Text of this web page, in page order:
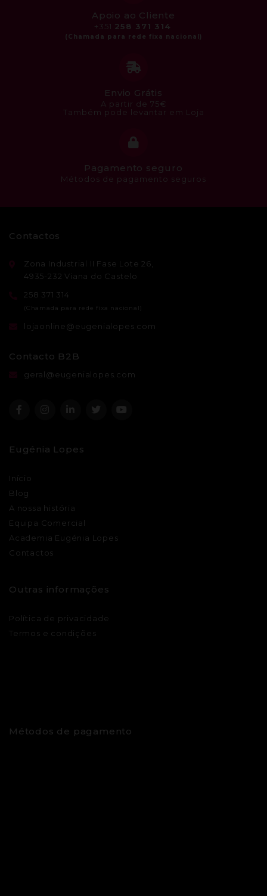
Apoio ao Cliente
+351 258 371 314
Envio Grátis
A partir de 75€
Também pode levantar em Loja
Pagamento seguro
Métodos de pagamento seguros
Contactos
Zona Industrial II Fase Lote 26,
4935-232 Viana do Castelo
258 371 314
lojaonline@eugenialopes.com
Contacto B2B
geral@eugenialopes.com
Eugénia Lopes
Início
Blog
A nossa história
Equipa Comercial
Academia Eugénia Lopes
Contactos
Outras informações
Política de privacidade
Termos e condições
Métodos de pagamento